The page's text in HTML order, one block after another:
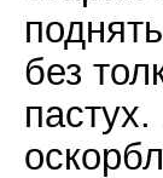
без